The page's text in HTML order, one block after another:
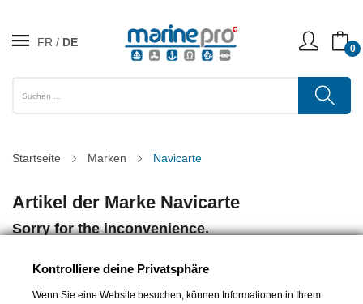
FR DE 0
Startseite Marken Navicarte
Artikel der Marke Navicarte
Sorry for the inconvenience.
Kontrolliere deine Privatsphäre
Wenn Sie eine Website besuchen, können Informationen in Ihrem